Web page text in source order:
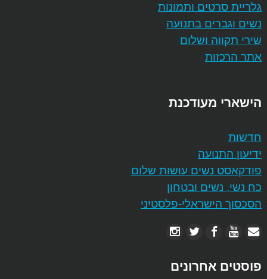
גלריית סרטים ותמונות
נשים וגברים בתנועה
שירי תקווה ושלום
אתר הרכזות
הישארי מעודכנת
חדשות
ידיעון התנועה
פודקאסט נשים עושות שלום
כח נשי, נשים ובטחון
הסכסוך הישראלי-פלסטיני
פוסטים אחרונים